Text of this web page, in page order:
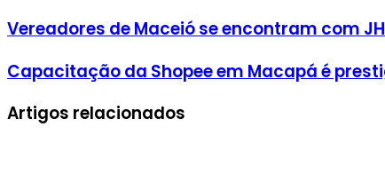
Vereadores de Maceió se encontram com
Capacitação da Shopee em Macapá é
Artigos relacionados